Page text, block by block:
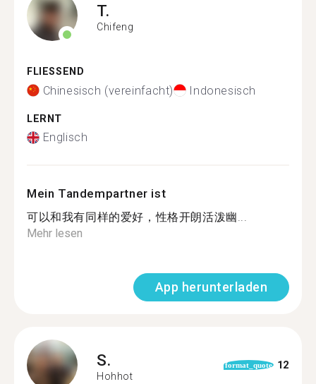
T.
Chifeng
FLIESSEND
Chinesisch (vereinfacht) Indonesisch
LERNT
Englisch
Mein Tandempartner ist
可以和我有同样的爱好，性格开朗活泼幽...
Mehr lesen
App herunterladen
S.
Hohhot
format_quote 12